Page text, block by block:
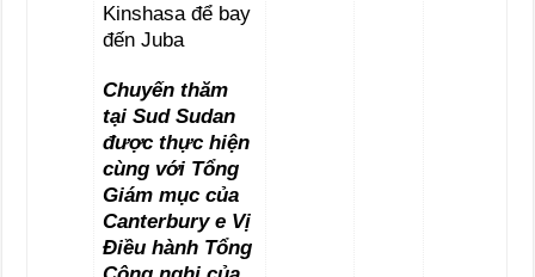
Kinshasa để bay
đến Juba
Chuyến thăm
tại Sud Sudan
được thực hiện
cùng với Tổng
Giám mục của
Canterbury e Vị
Điều hành Tổng